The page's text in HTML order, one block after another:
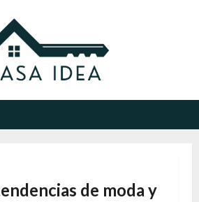
de moda y